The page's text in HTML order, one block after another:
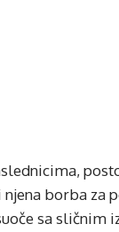
borba za
sa sličnim